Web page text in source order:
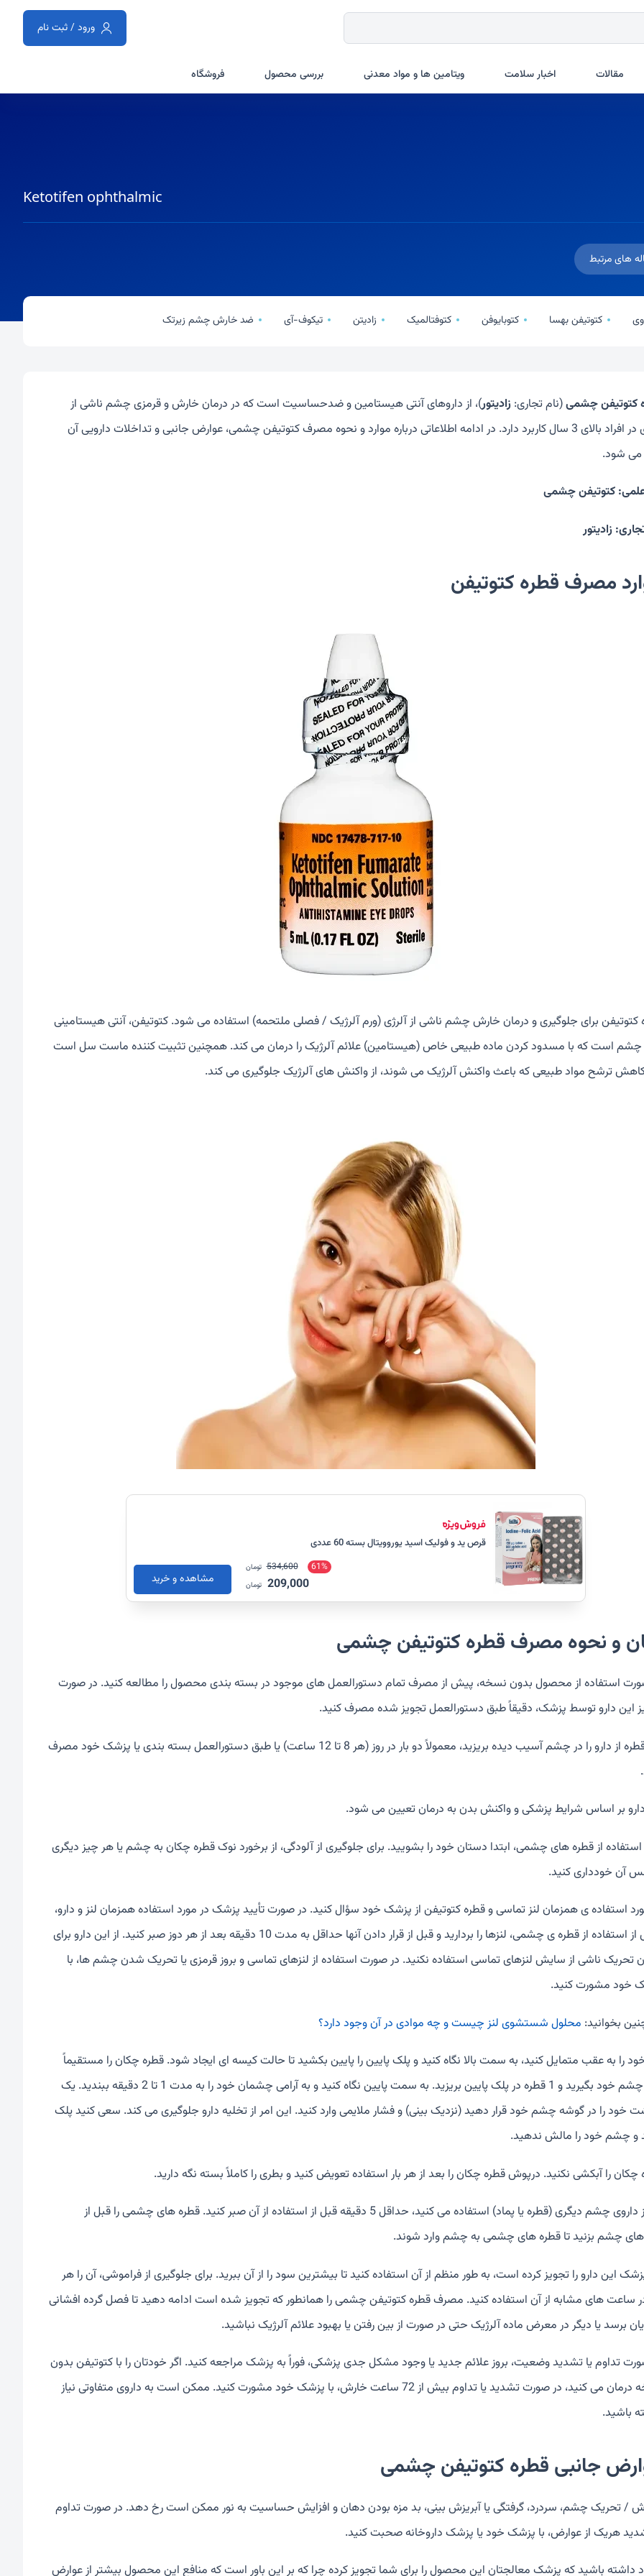
ورود / ثبت نام
مقالات اخبار سلامت ویتامین ها و مواد معدنی بررسی محصول فروشگاه
Ketotifen ophthalmic
های مرتبط
کتوتیفن بهسا کتوبایوفن کتوفتالمیک زادیتن تیکوف-آی ضد خارش چشم زیرتک
کتوتیفن چشمی(نام تجاری: زادیتور)، از داروهای آنتی هیستامین و ضدحساسیت است که در درمان خارش و قرمزی چشم ناشی از
آلرژی در افراد بالای 3 سال کاربرد دارد. در ادامه اطلاعاتی درباره موارد و نحوه مصرف کتوتیفن چشمی، عوارض جانبی و تداخلات دارویی آن
می شود.
کتوتیفن چشمی
زادیتور
مصرف قطره کتوتيفن
کتوتيفن برای جلوگیری و درمان خارش چشم ناشی از آلرژی (ورم آلرژیک / فصلی ملتحمه) استفاده می شود. کتوتیفن، آنتی هیستامینی
چشم است که با مسدود کردن ماده طبیعی خاص (هیستامین) علائم آلرژیک را درمان می کند. همچنین تثبیت کننده ماست سل است
کاهش ترشح مواد طبیعی که باعث واکنش آلرژیک می شوند، از واکنش های آلرژیک جلوگیری می کند.
قرص ید و فولیک اسید یوروویتال بسته 60 عددی
61%
534,600 تومان
209,000 تومان مشاهده و خرید
و نحوه مصرف قطره کتوتيفن چشمی
استفاده از محصول بدون نسخه، پیش از مصرف تمام دستورالعمل های موجود در بسته بندی محصول را مطالعه کنید. در صورت
این دارو توسط پزشک، دقیقاً طبق دستورالعمل تجویز شده مصرف کنید.
یک قطره از دارو را در چشم آسیب دیده بریزید، معمولاً دو بار در روز (هر 8 تا 12 ساعت) یا طبق دستورالعمل بسته بندی یا پزشک خود مصرف
بر اساس شرایط پزشکی و واکنش بدن به درمان تعیین می شود.
استفاده از قطره های چشمی، ابتدا دستان خود را بشویید. برای جلوگیری از آلودگی، از برخورد نوک قطره چکان به چشم یا هر چیز دیگری
آن خودداری کنید.
استفاده ی همزمان لنز تماسی و قطره کتوتيفن از پزشک خود سؤال کنید. در صورت تأیید پزشک در مورد استفاده همزمان لنز و دارو،
پیش از استفاده از قطره ی چشمی، لنزها را بردارید و قبل از قرار دادن آنها حداقل به مدت 10 دقیقه بعد از هر دوز صبر کنید. از این دارو برای
تحریک ناشی از سایش لنزهای تماسی استفاده نکنید. در صورت استفاده از لنزهای تماسی و بروز قرمزی یا تحریک شدن چشم ها، با
خود مشورت کنید.
بخوانید: محلول شستشوی لنز چیست و چه موادی در آن وجود دارد؟
را به عقب متمایل کنید، به سمت بالا نگاه کنید و پلک پایین را پایین بکشید تا حالت کیسه ای ایجاد شود. قطره چکان را مستقیماً
روی چشم خود بگیرید و 1 قطره در پلک پایین بریزید. به سمت پایین نگاه کنید و به آرامی چشمان خود را به مدت 1 تا 2 دقیقه ببندید. یک
خود را در گوشه چشم خود قرار دهید (نزدیک بینی) و فشار ملایمی وارد کنید. این امر از تخلیه دارو جلوگیری می کند. سعی کنید پلک
و چشم خود را مالش ندهید.
چکان را آبکشی نکنید. درپوش قطره چکان را بعد از هر بار استفاده تعویض کنید و بطری را کاملاً بسته نگه دارید.
اگر از داروی چشم دیگری (قطره یا پماد) استفاده می کنید، حداقل 5 دقیقه قبل از استفاده از آن صبر کنید. قطره های چشمی را قبل از
چشم بزنید تا قطره های چشمی به چشم وارد شوند.
این دارو را تجویز کرده است، به طور منظم از آن استفاده کنید تا بیشترین سود را از آن ببرید. برای جلوگیری از فراموشی، آن را هر
ساعت های مشابه از آن استفاده کنید. مصرف قطره کتوتيفن چشمی را همانطور که تجویز شده است ادامه دهید تا فصل گرده افشانی
برسد یا دیگر در معرض ماده آلرژیک حتی در صورت از بین رفتن یا بهبود علائم آلرژیک نباشید.
تداوم یا تشدید وضعیت، بروز علائم جدید یا وجود مشکل جدی پزشکی، فوراً به پزشک مراجعه کنید. اگر خودتان را با کتوتیفن بدون
نسخه درمان می کنید، در صورت تشدید یا تداوم بیش از 72 ساعت خارش، با پزشک خود مشورت کنید. ممکن است به داروی متفاوتی نیاز
باشید.
جانبی قطره کتوتيفن چشمی
/ تحریک چشم، سردرد، گرفتگی یا آبریزش بینی، بد مزه بودن دهان و افزایش حساسیت به نور ممکن است رخ دهد. در صورت تداوم
هریک از عوارض، با پزشک خود یا پزشک داروخانه صحبت کنید.
داشته باشید که پزشک معالجتان این محصول را برای شما تجویز کرده چرا که بر این باور است که منافع این محصول بیشتر از عوارض